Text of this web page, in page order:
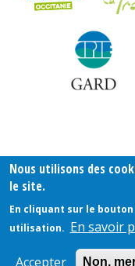
Nous utilisons des
le site.
En cliquant sur le
utilisation. En savoir
Accepter Non,